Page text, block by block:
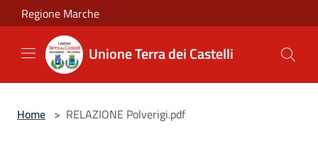
Salta al contenuto principale
Regione Marche
Unione Terra dei Castelli
Home > RELAZIONE Polverigi.pdf